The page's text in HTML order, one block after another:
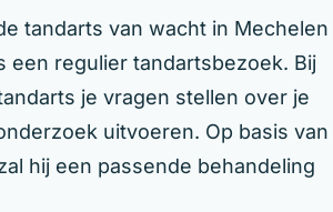
tandarts van wacht in Mechelen
een regulier tandartsbezoek. Bij
je vragen stellen over je
uitvoeren. Op basis van
hij een passende behandeling